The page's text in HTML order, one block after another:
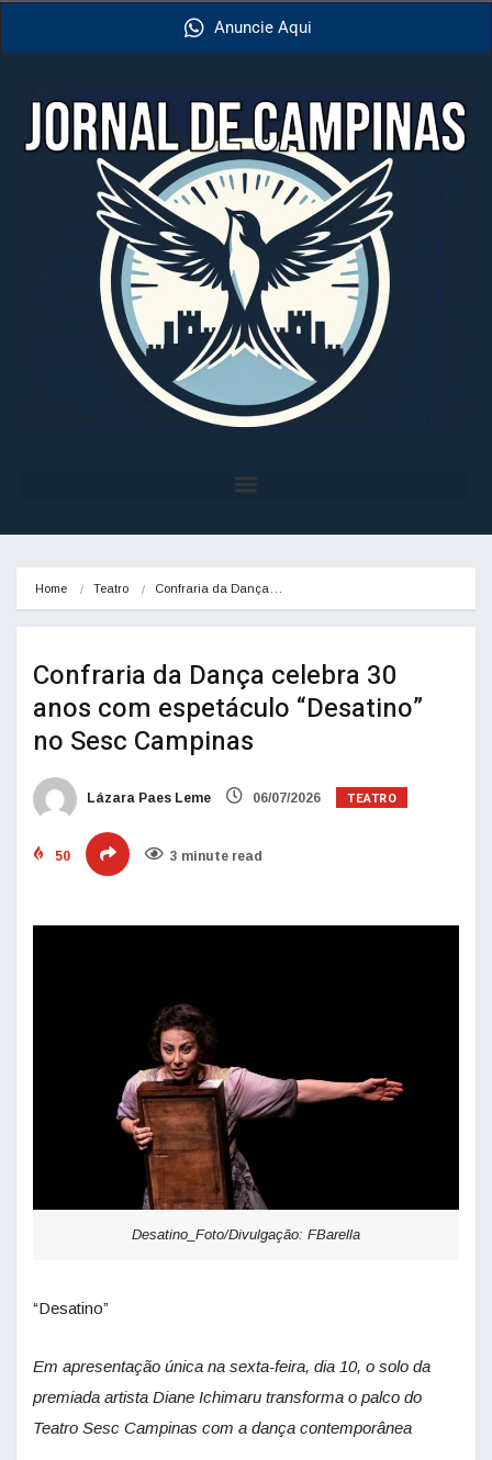
Anuncie Aqui
Home Teatro Confraria da Dança…
Confraria da Dança celebra 30
anos com espetáculo “Desatino”
no Sesc Campinas
Lázara Paes Leme 06/07/2026 TEATRO
50 3 minute read
Desatino_Foto/Divulgação: FBarella
“Desatino”
Em apresentação única na sexta-feira, dia 10, o solo da
premiada artista Diane Ichimaru transforma o palco do
Teatro Sesc Campinas com a dança contemporânea